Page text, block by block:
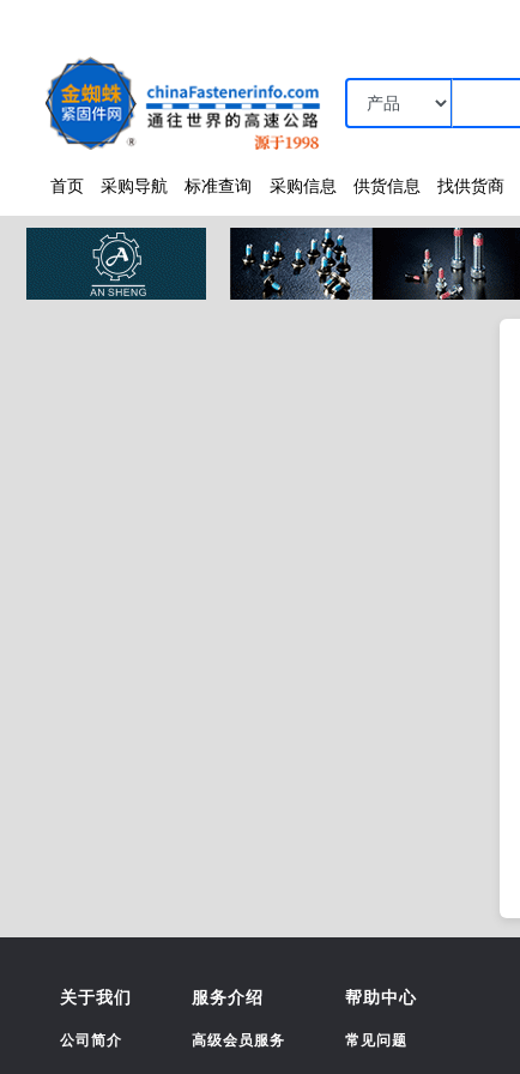
首页 采购导航 标准查询 采购信息 供货信息 找供货商
关于我们
公司简介
服务介绍
高级会员服务
帮助中心
常见问题